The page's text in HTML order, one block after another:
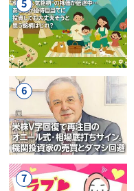
5
6
7